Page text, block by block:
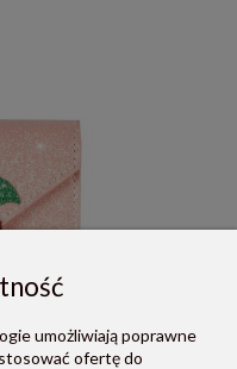
umożliwiają poprawne
ofertę do